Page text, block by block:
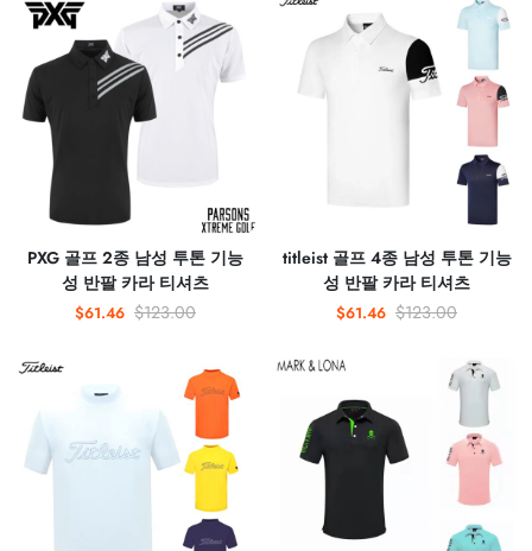
PXG 골프 2종 남성 투톤 기능
성 반팔 카라 티셔츠
$61.46 $123.00
titleist 골프 4종 남성 투톤 기능
성 반팔 카라 티셔츠
$61.46 $123.00